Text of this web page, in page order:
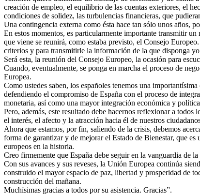
creación de empleo, el equilibrio de las cuentas exteriores, el
condiciones de solidez, las turbulencias financieras, que
Una contingencia externa como ésta hace tan sólo unos años,
En estos momentos, es particularmente importante transmitir
que viene se reunirá, como estaba previsto, el Consejo
criterios y para transmitirle la información de la que disponga
Será esta, la reunión del Consejo Europeo, la ocasión para
Cuando, eventualmente, se ponga en marcha el proceso de
Europea.
Como ustedes saben, los españoles tenemos una
defendiendo el compromiso de España con el proceso de
monetaria, así como una mayor integración económica y
Pero, además, este resultado debe hacernos reflexionar a
el interés, el afecto y la atracción hacia él de nuestros
Ahora que estamos, por fin, saliendo de la crisis, debemos
forma de garantizar y de mejorar el Estado de Bienestar, que
europeos en la historia.
Creo firmemente que España debe seguir en la vanguardia de
Con sus avances y sus reveses, la Unión Europea continúa
construido el mayor espacio de paz, libertad y prosperidad de
construcción del mañana.
Muchísimas gracias a todos por su asistencia. Gracias”.